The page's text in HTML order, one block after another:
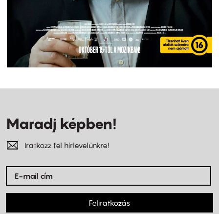
Maradj képben!
Iratkozz fel hírlevelünkre!
Feliratkozás